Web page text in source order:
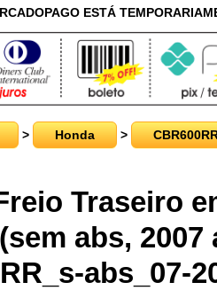
ESTÁ
> Honda >
Traseiro
abs, 2007
abs_07-